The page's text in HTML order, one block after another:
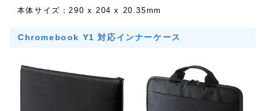
本体サイズ：290 x 204 x 20.35mm
Chromebook Y1 対応インナーケース